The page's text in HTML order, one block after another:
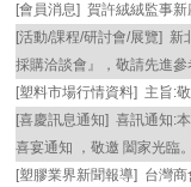
[會員消息] 賀許絨絨監事新
[活動/課程/研討會/展覽] 新
採購洽談會』，敬請先進
[塑料市場行情資料] 主旨:
[喜慶訊息通知] 喜訊通知:
喜宴通知 ，敬邀 闔家光臨
[塑膠業界新聞報導] 台灣